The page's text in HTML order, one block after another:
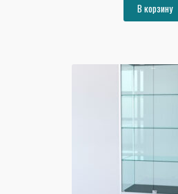
В корзину